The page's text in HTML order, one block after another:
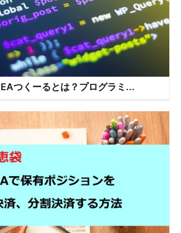
つくーるとは？プログラミ...